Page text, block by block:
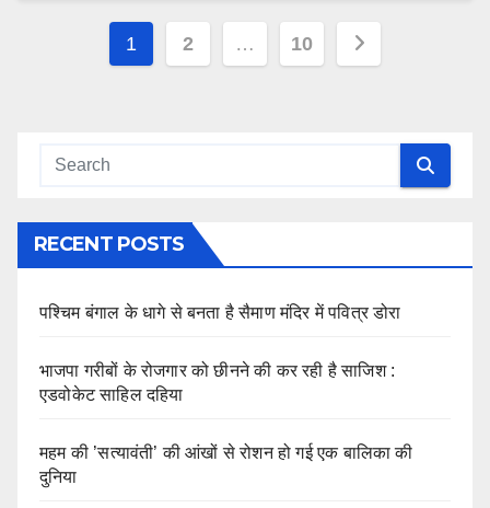
Posts
1 2 … 10
RECENT POSTS
पश्चिम बंगाल के धागे से बनता है सैमाण मंदिर में पवित्र डोरा
भाजपा गरीबों के रोजगार को छीनने की कर रही है साजिश :
एडवोकेट साहिल दहिया
महम की ’सत्यावंती’ की आंखों से रोशन हो गई एक बालिका की
दुनिया